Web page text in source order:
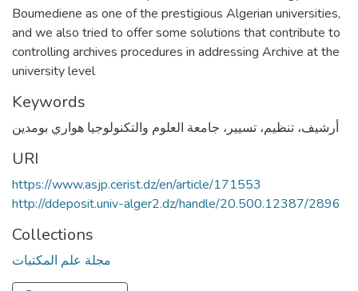
Boumediene as one of the prestigious Algerian universities,
and we also tried to offer some solutions that contribute to
controlling archives procedures in addressing Archive at the
university level
Keywords
أرشيف، تنظيم، تسيير، جامعة العلوم والتكنولوجيا هواري بومدين
URI
https://www.asjp.cerist.dz/en/article/171553
http://ddeposit.univ-alger2.dz/handle/20.500.12387/2896
Collections
مجلة علم المكتبات